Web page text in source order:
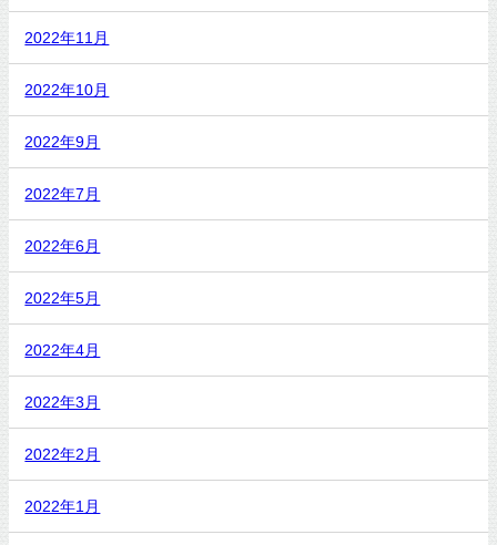
2022年11月
2022年10月
2022年9月
2022年7月
2022年6月
2022年5月
2022年4月
2022年3月
2022年2月
2022年1月